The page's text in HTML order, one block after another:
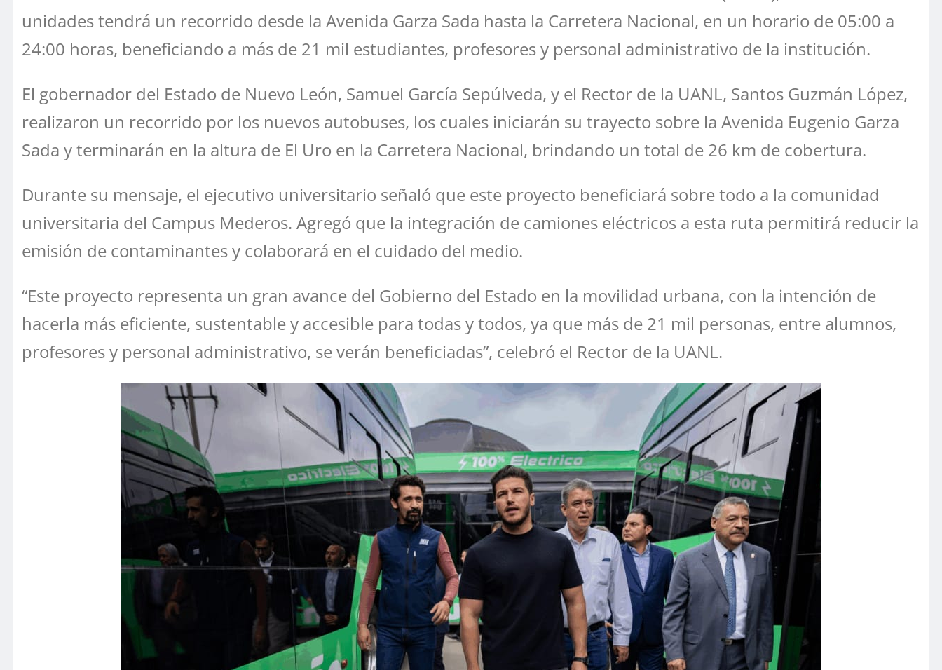
unidades tendrá un recorrido desde la Avenida Garza Sada hasta la Carretera Nacional, en un horario de 05:00 a
24:00 horas, beneficiando a más de 21 mil estudiantes, profesores y personal administrativo de la institución.
El gobernador del Estado de Nuevo León, Samuel García Sepúlveda, y el Rector de la UANL, Santos Guzmán López,
realizaron un recorrido por los nuevos autobuses, los cuales iniciarán su trayecto sobre la Avenida Eugenio Garza
Sada y terminarán en la altura de El Uro en la Carretera Nacional, brindando un total de 26 km de cobertura.
Durante su mensaje, el ejecutivo universitario señaló que este proyecto beneficiará sobre todo a la comunidad
universitaria del Campus Mederos. Agregó que la integración de camiones eléctricos a esta ruta permitirá reducir la
emisión de contaminantes y colaborará en el cuidado del medio.
“Este proyecto representa un gran avance del Gobierno del Estado en la movilidad urbana, con la intención de
hacerla más eficiente, sustentable y accesible para todas y todos, ya que más de 21 mil personas, entre alumnos,
profesores y personal administrativo, se verán beneficiadas”, celebró el Rector de la UANL.